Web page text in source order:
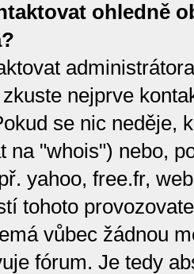
ohledně
nejprve
se nic neděje,
na "whois") nebo,
yahoo, free.fr,
tohoto
vůbec žádnou
fórum. Je tedy